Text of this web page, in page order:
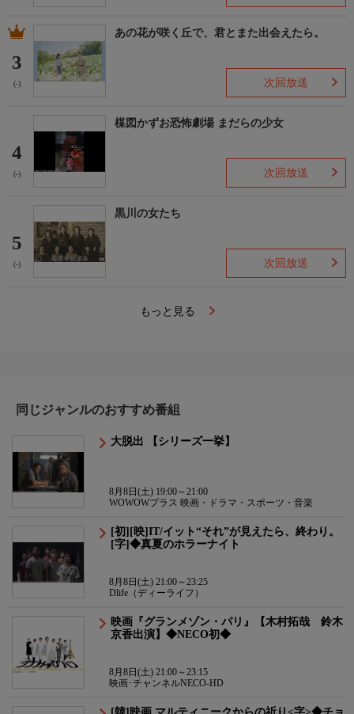
3
(-)
あの花が咲く丘で、君とまた出会えたら。
次回放送
4
(-)
楳図かずお恐怖劇場 まだらの少女
次回放送
5
(-)
黒川の女たち
次回放送
もっと見る
同じジャンルのおすすめ番組
大脱出 【シリーズ一挙】
8月8日(土) 19:00～21:00
WOWOWプラス 映画・ドラマ・スポーツ・音楽
[初][映]IT/イット“それ”が見えたら、終わり。
[字]◆真夏のホラーナイト
8月8日(土) 21:00～23:25
Dlife（ディーライフ）
映画『グランメゾン・パリ』【木村拓哉 鈴木
京香出演】◆NECO初◆
8月8日(土) 21:00～23:15
映画･チャンネルNECO-HD